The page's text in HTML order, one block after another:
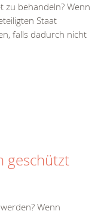
zu behandeln? Wenn
Staat
falls dadurch nicht
geschützt
Wenn